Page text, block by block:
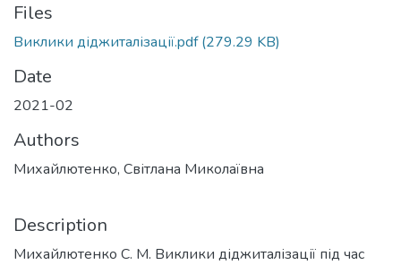
Files
Виклики діджиталізації.pdf(279.29 KB)
Date
2021-02
Authors
Михайлютенко, Світлана Миколаївна
Description
Михайлютенко С. М. Виклики діджиталізації під час